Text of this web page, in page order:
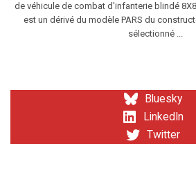
de véhicule de combat d'infanterie blindé
est un dérivé du modèle PARS du
sélectionné ...
Bluesky
LinkedIn
Twitter